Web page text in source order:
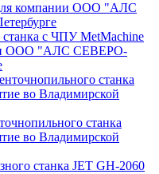
станка с ЧПУ MetMachine
ООО "АЛС СЕВЕРО-
станка
во Владимирской